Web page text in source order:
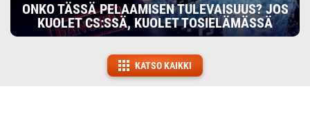
ONKO TÄSSÄ PELAAMISEN TULEVAISUUS? JOS
KUOLET CS:SSÄ, KUOLET TOSIELÄMÄSSÄ
KATSO KAIKKI